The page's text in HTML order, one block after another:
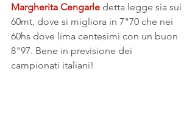
Margherita Cengarle detta legge sia sui
60mt, dove si migliora in 7"70 che nei
60hs dove lima centesimi con un buon
8"97. Bene in previsione dei
campionati italiani!